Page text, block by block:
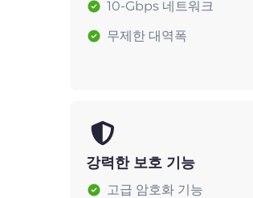
10-Gbps 네트워크
무제한 대역폭
강력한 보호 기능
고급 암호화 기능